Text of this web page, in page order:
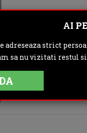
AI
adreseaza strict
sa nu vizitati restul